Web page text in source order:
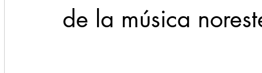
de la música